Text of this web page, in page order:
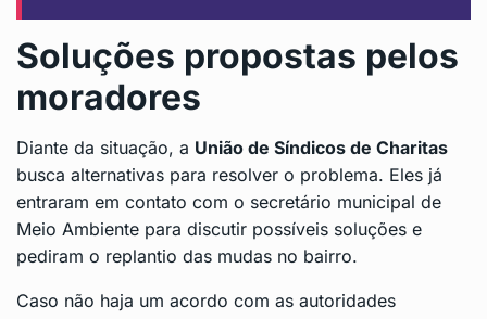
Soluções propostas pelos
moradores
Diante da situação, a União de Síndicos de Charitas
busca alternativas para resolver o problema. Eles já
entraram em contato com o secretário municipal de
Meio Ambiente para discutir possíveis soluções e
pediram o replantio das mudas no bairro.
Caso não haja um acordo com as autoridades